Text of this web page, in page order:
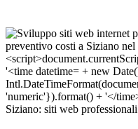
Siziano: siti web professionali